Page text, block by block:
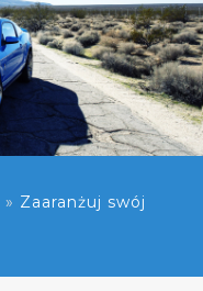
» Zaaranżuj swój